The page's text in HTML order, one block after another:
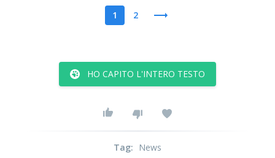
1 2
HO CAPITO L'INTERO TESTO
Tag: News